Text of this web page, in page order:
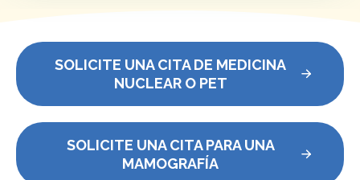
SOLICITE UNA CITA DE MEDICINA
NUCLEAR O PET
SOLICITE UNA CITA PARA UNA
MAMOGRAFÍA